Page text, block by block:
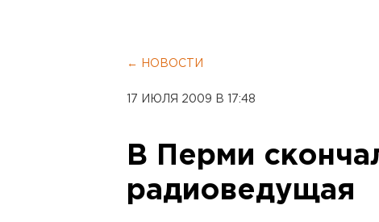
← НОВОСТИ
17 ИЮЛЯ 2009 В 17:48
В Перми
радиоведущая